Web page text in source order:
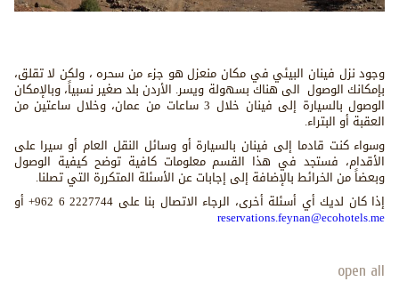
وجود نزل فينان البيئي في مكان منعزل هو جزء من سحره ، ولكن لا تقلق،
بإمكانك الوصول الى هناك بسهولة ويسر. الأردن بلد صغير نسبياً، وبالإمكان
الوصول بالسيارة إلى فينان خلال 3 ساعات من عمان، وخلال ساعتين من
العقبة أو البتراء.
وسواء كنت قادما إلى فينان بالسيارة أو وسائل النقل العام أو سيرا على
الأقدام، فستجد في هذا القسم معلومات كافية توضح كيفية الوصول
وبعضاً من الخرائط بالإضافة إلى إجابات عن الأسئلة المتكررة التي تصلنا.
إذا كان لديك أي أسئلة أخرى، الرجاء الاتصال بنا على 2227744 6 962+ أو
reservations.feynan@ecohotels.me
open all